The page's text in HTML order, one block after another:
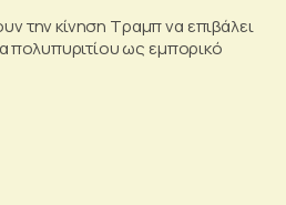
την κίνηση Τραμπ να επιβάλει
πολυπυριτίου ως εμπορικό